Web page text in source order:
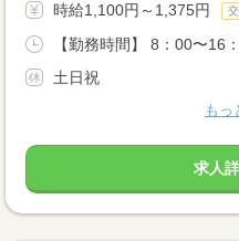
時給1,100円～1,375円
【勤務時間】 8：00〜16
土日祝
もっ
求人